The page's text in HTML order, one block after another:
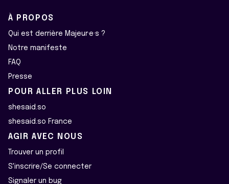
À PROPOS
Qui est derrière Majeur·e·s ?
Notre manifeste
FAQ
Presse
POUR ALLER PLUS LOIN
shesaid.so
shesaid.so France
AGIR AVEC NOUS
Trouver un profil
S'inscrire/Se connecter
Signaler un bug